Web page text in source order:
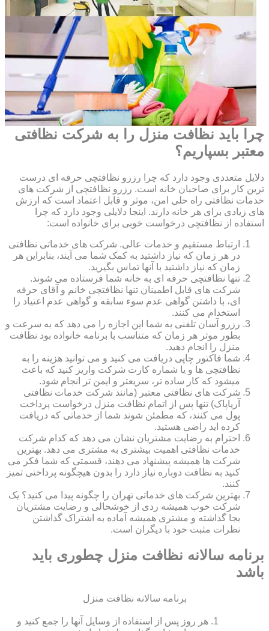
چرا باید نظافت منزل را به شرکت نظافتی
معتبر بسپاریم؟
دلایل متعددی وجود دارد که چرا رزرو نظافتچی حرفه ای درست
ترین کار برای صاحبان خانه است. رزرو نظافتچی از شرکت های
خدمات نظافتی راه حلی امن، موثر و قابل اعتماد است که ارزش
های زیادی برای هر خانه دارند. اینجا دلایلی وجود دارد که چرا
استفاده از نظافتچی درخواست خوبی برای خانواده است:
ارتباط مستقیم و خدمات عالی. شرکت های خدماتی نظافتی
در هر زمان که نیاز داشتید به کمک شما می آیند، بنابراین هر
زمان که نیاز داشتید با آنها تماس بگیرید.
تنها نظافتچی حرفه ای به خانه شما فرستاده می شوند.
شرکت های قابل اطمینان تنها نظافتچی خانم و آقای حرفه
ای، با داشتن گواهی عدم سوء سابقه و گواهی عدم اعتیاد را
استخدام می کنند.
رزرو آسان تلفنی به شما این اجازه را می دهد که به سرعت و
بطور موثر هر زمان که متناسب با برنامه خانواده بود نظافت
منزل را انجام دهید.
شما فاکتور چاپی دریافت می کنید و می توانید هزینه را به
نظافتچی ها و یا شماره کارت شرکت واریز کنید که باعث
میشود که کار ساده تر، سریعتر و ایمن تر انجام شود.
شرکت های نظافتی معتبر (مانند شرکت خدمات نظافتی
آریاپاک) تنها پس از اتمام نظافت منزل درخواست پرداخت
پول می کنند، که مطمئن شوند شما از خدماتی که دریافت
کرده اید راضی هستید.
احترام به رضایت مشتریان نشان می دهد که کدام شرکت
خدمات نظافتی اهمیت بیشتری به مشتری می دهد. بهترین
شرکت ها همیشه پیشنهاد می دهند، قسمتی که شما فکر می
کنید به نظافت دوباره نیاز دارد را بدون هیچگونه پرداختی تمیز
کنند.
بهترین شرکت های خدماتی تهران را چگونه پیدا می کنید؟ یک
شرکت خوب همیشه ردی از خوشحالی و رضایت مشتریان
بجا گذاشته و مشتری همیشه آماده به اشتراک گذاشتن
نظرات مثبت خود با دیگران است.
برنامه سالانه نظافت منزل چطوری باید
باشد
برنامه سالانه نظافت منزل
هر روز پس از استفاده از وسایل آنها را جمع کنید و